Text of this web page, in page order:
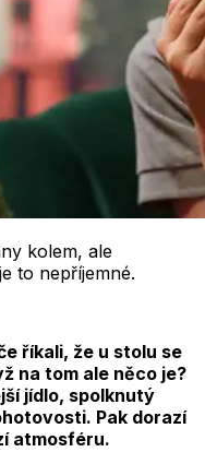
kolem, ale
to nepříjemné.
říkali, že u stolu se
na tom ale něco je?
jídlo, spolknutý
Pak dorazí
atmosféru.